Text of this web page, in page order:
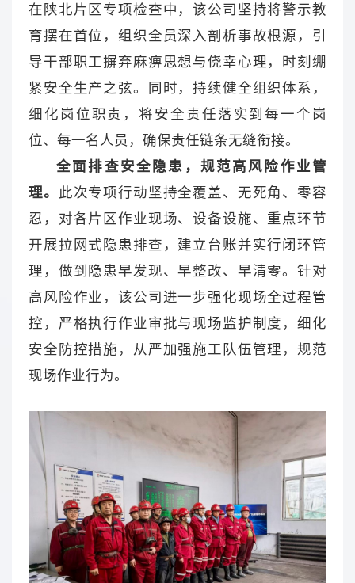
在陕北片区专项检查中，该公司坚持将警示教
育摆在首位，组织全员深入剖析事故根源，引
导干部职工摒弃麻痹思想与侥幸心理，时刻绷
紧安全生产之弦。同时，持续健全组织体系，
细化岗位职责，将安全责任落实到每一个岗
位、每一名人员，确保责任链条无缝衔接。
全面排查安全隐患，规范高风险作业管
理。
此次专项行动坚持全覆盖、无死角、零容
忍，对各片区作业现场、设备设施、重点环节
开展拉网式隐患排查，建立台账并实行闭环管
理，做到隐患早发现、早整改、早清零。针对
高风险作业，该公司进一步强化现场全过程管
控，严格执行作业审批与现场监护制度，细化
安全防控措施，从严加强施工队伍管理，规范
现场作业行为。